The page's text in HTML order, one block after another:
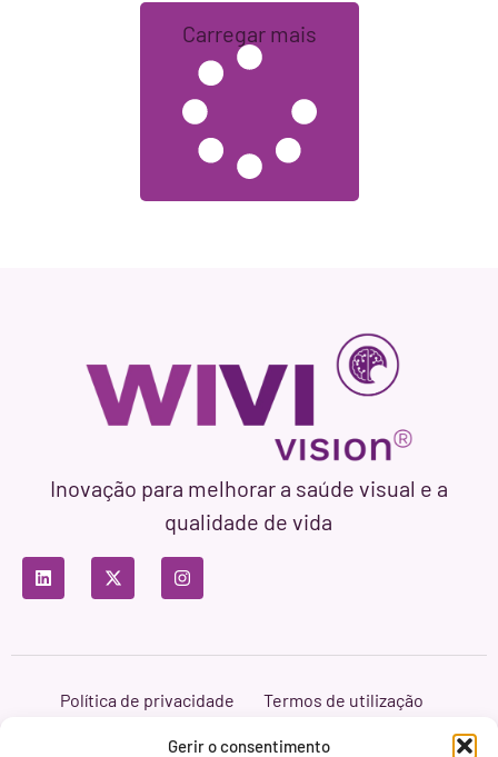
Gerir o consentimento
Carregar mais
Inovação para melhorar a saúde visual e a
qualidade de vida
Política de privacidade
Termos de utilização
Branding & Web ASH Proyectos Creativos